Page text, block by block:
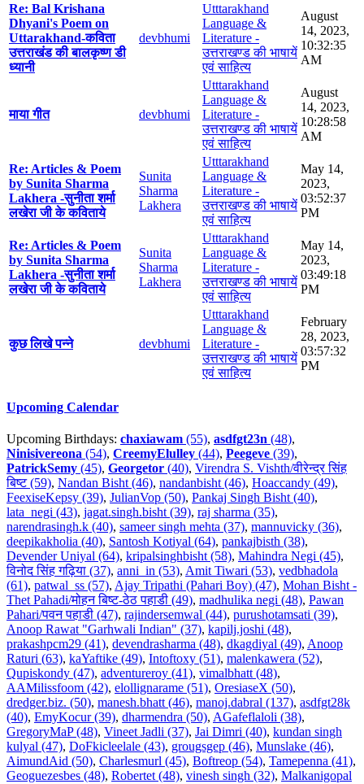
Re: Bal Krishana
Dhyani's Poem on
Uttarakhand-कविता
उत्तराखंड की बालकृष्ण डी
ध्यानी
devbhumi
Utttarakhand
Language &
Literature -
उत्तराखण्ड की भाषायें
एवं साहित्य
August
14, 2023,
10:32:35
AM
माया गीत devbhumi
Utttarakhand
Language &
Literature -
उत्तराखण्ड की भाषायें
एवं साहित्य
August
14, 2023,
10:28:58
AM
Re: Articles & Poem
by Sunita Sharma
Lakhera -सुनीता शर्मा
लखेरा जी के कविताये
Sunita
Sharma
Lakhera
Utttarakhand
Language &
Literature -
उत्तराखण्ड की भाषायें
एवं साहित्य
May 14,
2023,
03:52:37
PM
Re: Articles & Poem
by Sunita Sharma
Lakhera -सुनीता शर्मा
लखेरा जी के कविताये
Sunita
Sharma
Lakhera
Utttarakhand
Language &
Literature -
उत्तराखण्ड की भाषायें
एवं साहित्य
May 14,
2023,
03:49:18
PM
कुछ लिखे पन्ने devbhumi
Utttarakhand
Language &
Literature -
उत्तराखण्ड की भाषायें
एवं साहित्य
February
28, 2023,
03:57:32
PM
Upcoming Calendar
Upcoming Birthdays: chaxiawam (55), asdfgt23n (48),
Ninisivereona (54), CreemyElulley (44), Peegeve (39),
PatrickSemy (45), Georgetor (40), Virendra S. Vishth/वीरेन्द्र सिंह
बिष्ट (59), Nandan Bisht (46), nandanbisht (46), Hoaccandy (49),
FeexiseKepsy (39), JulianVop (50), Pankaj Singh Bisht (40),
lata_negi (43), jagat.singh.bisht (39), raj sharma (35),
narendrasingh.k (40), sameer singh mehta (37), mannuvicky (36),
deepikakholia (40), Santosh Kotiyal (64), pankajbisth (38),
Devender Uniyal (64), kripalsinghbisht (58), Mahindra Negi (45),
विनोद सिंह गढ़िया (37), anni_in (53), Amit Tiwari (53), vedbhadola
(61), patwal_ss (57), Ajay Tripathi (Pahari Boy) (47), Mohan Bisht -
Thet Pahadi/मोहन बिष्ट-ठेठ पहाडी (49), madhulika negi (48), Pawan
Pahari/पवन पहाडी (47), rajindersemwal (44), purushotamsati (39),
Anoop Rawat "Garhwali Indian" (37), kapilj.joshi (48),
prakashpcm29 (41), devendrasharma (48), dkagdiyal (49), Anoop
Raturi (63), kaYaftike (49), Intoftoxy (51), malenkawera (52),
Qupiskondy (47), adventureroy (41), vimalbhatt (48),
AAMilissfoom (42), elollignarame (51), OresiaseX (50),
dredger.biz. (50), manesh.bhatt (46), manoj.dabral (137), asdfgt28k
(40), EmyKocur (39), dharmendra (50), AGafeflaloli (38),
GregoryMaP (48), Vineet Jadli (37), Jai Dimri (40), kundan singh
kulyal (47), DoFkicleelale (43), grougsgep (46), Munslake (46),
AimundAid (50), Charlesmurl (45), Boftreop (54), Tamepenna (41),
Geoguezesbes (48), Robertet (48), vinesh singh (32), Malkanigopal